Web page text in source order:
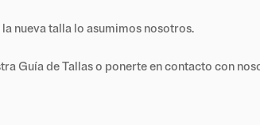
nueva talla lo asumimos nosotros.
Guía de Tallas o ponerte en contacto con